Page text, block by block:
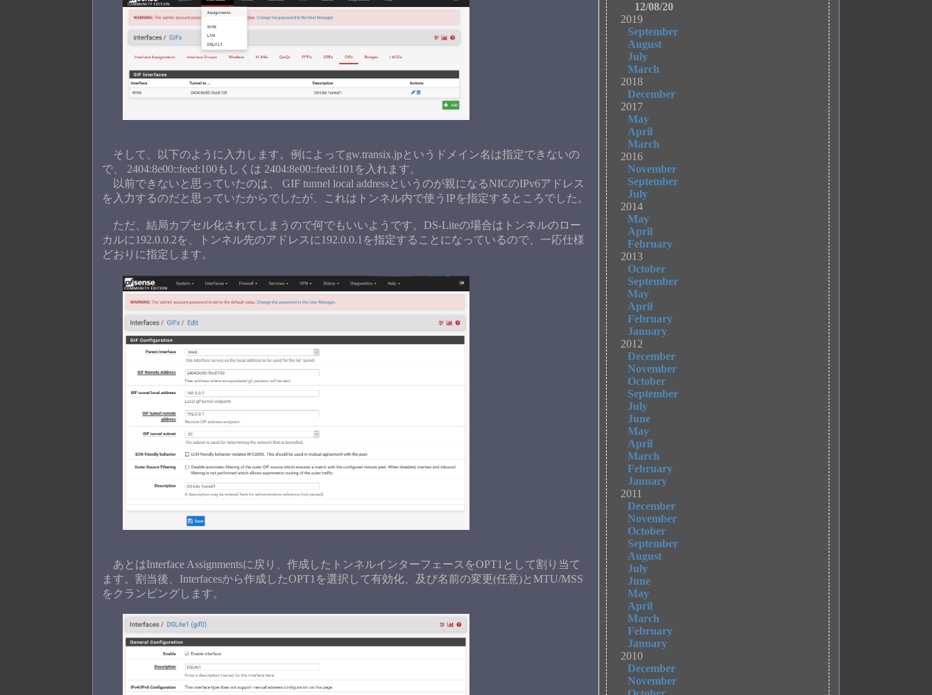
そして、以下のように入力します。例によってgw.transix.jpというドメイン名は指定できないの
で、 2404:8e00::feed:100もしくは 2404:8e00::feed:101を入れます。
以前できないと思っていたのは、 GIF tunnel local addressというのが親になるNICのIPv6アドレス
を入力するのだと思っていたからでしたが、これはトンネル内で使うIPを指定するところでした。
ただ、結局カプセル化されてしまうので何でもいいようです。DS-Liteの場合はトンネルのロー
カルに192.0.0.2を、トンネル先のアドレスに192.0.0.1を指定することになっているので、一応仕様
どおりに指定します。
あとはInterface Assignmentsに戻り、作成したトンネルインターフェースをOPT1として割り当て
ます。割当後、Interfacesから作成したOPT1を選択して有効化、及び名前の変更(任意)とMTU/MSS
をクランピングします。
12/08/20
2019
September
August
July
March
2018
December
2017
May
April
March
2016
November
September
July
2014
May
April
February
2013
October
September
May
April
February
January
2012
December
November
October
September
July
June
May
April
March
February
January
2011
December
November
October
September
August
July
June
May
April
March
February
January
2010
December
November